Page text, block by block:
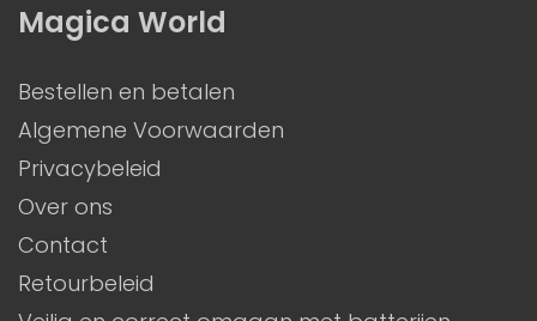
Magica World
Bestellen en betalen
Algemene Voorwaarden
Privacybeleid
Over ons
Contact
Retourbeleid